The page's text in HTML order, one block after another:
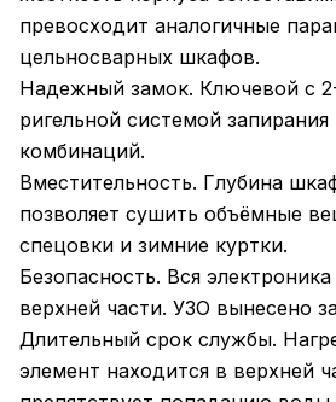
превосходит аналогичные
цельносварных шкафов.
Надежный замок. Ключевой с
ригельной системой запирания
комбинаций.
Вместительность. Глубина
позволяет сушить объёмные
спецовки и зимние куртки.
Безопасность. Вся
верхней части. УЗО вынесено
Длительный срок службы.
элемент находится в верхней